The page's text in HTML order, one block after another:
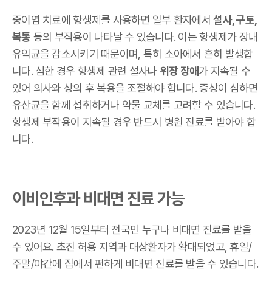
중이염 치료에 항생제를 사용하면 일부 환자에서설사, 구토,
복통 등의 부작용이 나타날 수 있습니다. 이는 항생제가 장내
유익균을 감소시키기 때문이며, 특히 소아에서 흔히 발생합
니다. 심한 경우 항생제 관련 설사나 위장 장애가 지속될 수
있어 의사와 상의 후 복용을 조절해야 합니다. 증상이 심하면
유산균을 함께 섭취하거나 약물 교체를 고려할 수 있습니다.
항생제 부작용이 지속될 경우 반드시 병원 진료를 받아야 합
니다.
이비인후과 비대면 진료 가능
2023년 12월 15일부터 전국민 누구나 비대면 진료를 받을
수 있어요. 초진 허용 지역과 대상환자가 확대되었고, 휴일/
주말/야간에 집에서 편하게 비대면 진료를 받을 수 있습니다.